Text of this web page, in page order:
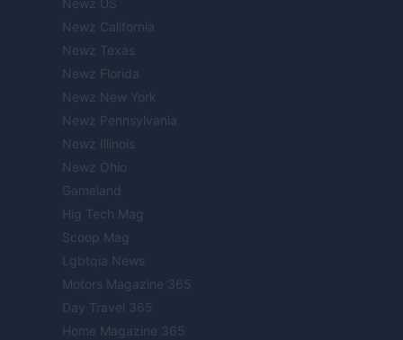
Newz US
Newz California
Newz Texas
Newz Florida
Newz New York
Newz Pennsylvania
Newz Illinois
Newz Ohio
Gameland
Hig Tech Mag
Scoop Mag
Lgbtqia News
Motors Magazine 365
Day Travel 365
Home Magazine 365